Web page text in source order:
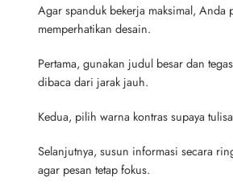
Agar spanduk bekerja maksimal, Anda
memperhatikan desain.
Pertama, gunakan judul besar dan
dibaca dari jarak jauh.
Kedua, pilih warna kontras supaya
Selanjutnya, susun informasi secara
agar pesan tetap fokus.